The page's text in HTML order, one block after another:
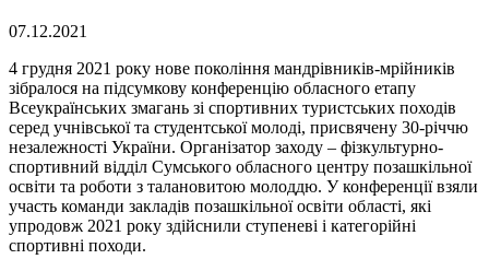
07.12.2021
4 грудня 2021 року нове покоління мандрівників-мрійників
зібралося на підсумкову конференцію обласного етапу
Всеукраїнських змагань зі спортивних туристських походів
серед учнівської та студентської молоді, присвячену 30-річчю
незалежності України. Організатор заходу – фізкультурно-
спортивний відділ Сумського обласного центру позашкільної
освіти та роботи з талановитою молоддю. У конференції взяли
участь команди закладів позашкільної освіти області, які
упродовж 2021 року здійснили ступеневі і категорійні
спортивні походи.